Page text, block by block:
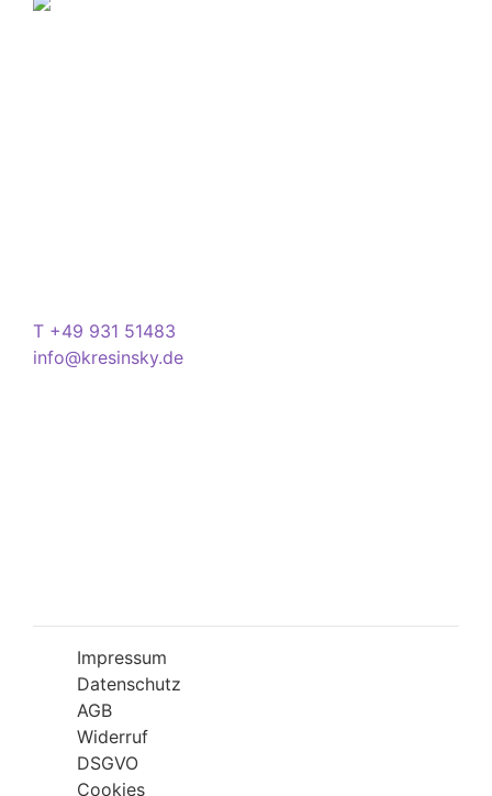
T +49 931 51483
info@kresinsky.de
Impressum
Datenschutz
AGB
Widerruf
DSGVO
Cookies